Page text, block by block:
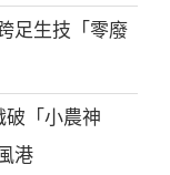
足生技「零廢
破「小農神
港